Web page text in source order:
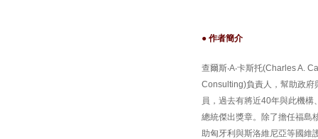
● 作者簡介
查爾斯‧A‧卡斯托(Charles A.
Consulting)負責人，幫助政府
員，過去有將近40年與此機
總統傑出獎章。除了擔任福島
助匈牙利與斯洛維尼亞等國維